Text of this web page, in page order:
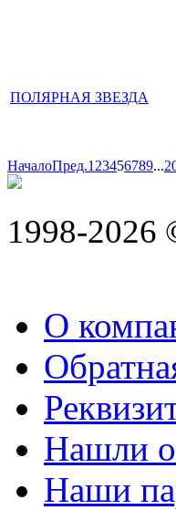
ПОЛЯРНАЯ ЗВЕЗДА
НачалоПред.1 23456789...
1998-2026
О
Нашли
Наши